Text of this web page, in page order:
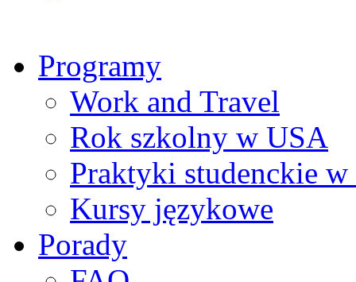
Programy
Work and Travel
Rok szkolny w USA
Praktyki studenckie
Kursy językowe
Porady